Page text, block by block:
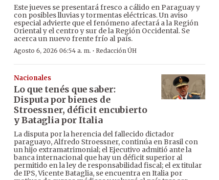
Este jueves se presentará fresco a cálido en Paraguay y
con posibles lluvias y tormentas eléctricas. Un aviso
especial advierte que el fenómeno afectará a la Región
Oriental y el centro y sur de la Región Occidental. Se
acerca un nuevo frente frío al país.
Agosto 6, 2026 06:54 a. m. · Redacción ÚH
Nacionales
Lo que tenés que saber:
Disputa por bienes de
Stroessner, déficit encubierto
y Bataglia por Italia
La disputa por la herencia del fallecido dictador
paraguayo, Alfredo Stroessner, continúa en Brasil con
un hijo extramatrimonial; el Ejecutivo admitió ante la
banca internacional que hay un déficit superior al
permitido en la ley de responsabilidad fiscal; el ex titular
de IPS, Vicente Bataglia, se encuentra en Italia por